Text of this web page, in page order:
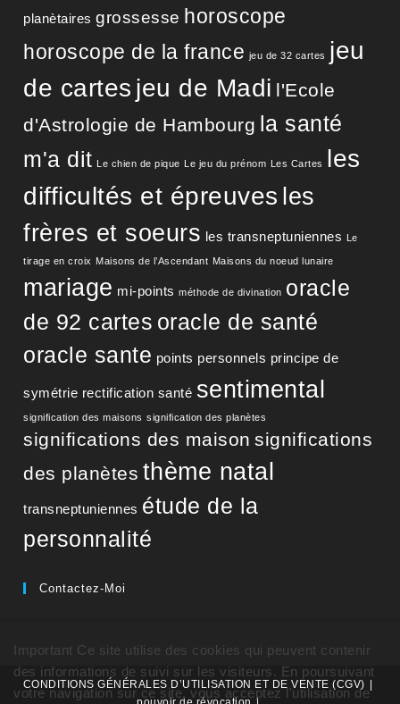
planètaires grossesse horoscope
horoscope de la france jeu de 32 cartes jeu
de cartes jeu de Madi l'Ecole
d'Astrologie de Hambourg la santé
m'a dit Le chien de pique Le jeu du prénom Les Cartes les
difficultés et épreuves les
frères et soeurs les transneptuniennes Le
tirage en croix Maisons de l’Ascendant Maisons du noeud lunaire
mariage mi-points méthode de divination oracle
de 92 cartes oracle de santé
oracle sante points personnels principe de
symétrie rectification santé sentimental
signification des maisons signification des planètes
significations des maison significations
des planètes thème natal
transneptuniennes étude de la
personnalité
Contactez-Moi
CONDITIONS GÉNÉRALES D’UTILISATION ET DE VENTE (CGV)
Important Ce site utilise des cookies qui peuvent contenir
des informations de suivi sur les visiteurs. En poursuivant
votre navigation sur ce site, vous acceptez l'utilisation de